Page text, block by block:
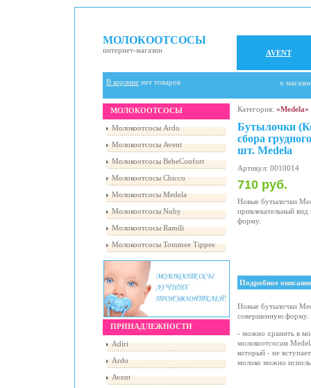
МОЛОКООТСОСЫ
интернет-магазин AVENT
В корзине нет товаров о
МОЛОКООТСОСЫ
Молокоотсосы Ardo
Молокоотсосы Avent
Молокоотсосы BebeConfort
Молокоотсосы Chicco
Молокоотсосы Medela
Молокоотсосы Nuby
Молокоотсосы Ramili
Молокоотсосы Tommee Tippee
ПРИНАДЛЕЖНОСТИ
Adiri
Ardo
Avent
Категория: «Medela»
Бутылочки
сбора
шт. Medela
Артикул: 0010014
710 руб.
Новые бутылочки
привлекательный
форму.
Подробное
Новые бутылочки
совершенную форму.
- можно хранить в
молокоотсосам
который - не
молоко можно